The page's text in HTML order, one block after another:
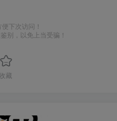
下次访问！
别，以免上当受骗！
收藏